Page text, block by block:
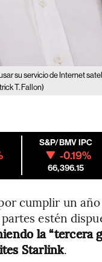
su servicio de Internet
T. Fallon)
S&P/BMV IPC
-0.19%
66,396.15
cumplir un
estén
la “tercera
Starlink.